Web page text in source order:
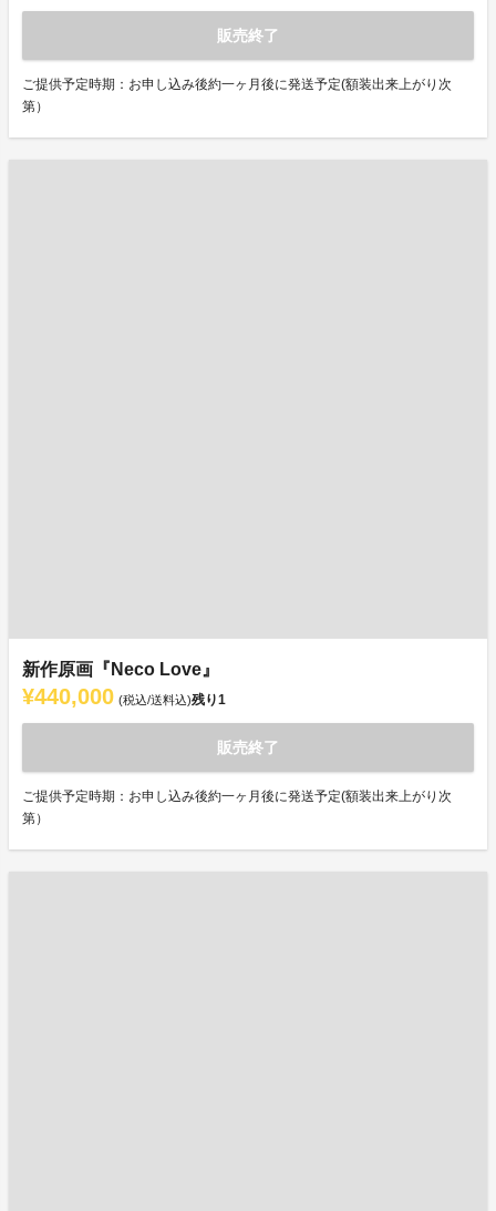
販売終了
ご提供予定時期：お申し込み後約一ヶ月後に発送予定(額装出来上がり次
第）
新作原画『Neco Love』
¥440,000 (税込/送料込)残り1
販売終了
ご提供予定時期：お申し込み後約一ヶ月後に発送予定(額装出来上がり次
第）